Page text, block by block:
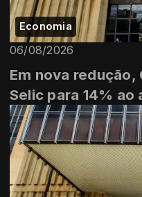
Economia
06/08/2026
Em nova
Selic para 14% ao